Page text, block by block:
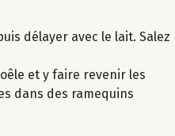
délayer avec le lait. Salez
et y faire revenir les
dans des ramequins